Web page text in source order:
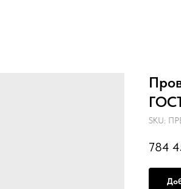
SKU:
784